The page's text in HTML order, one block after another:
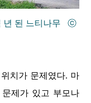
년 된 느티나무 ⓒ
치가 문제였다. 마
제가 있고 부모나